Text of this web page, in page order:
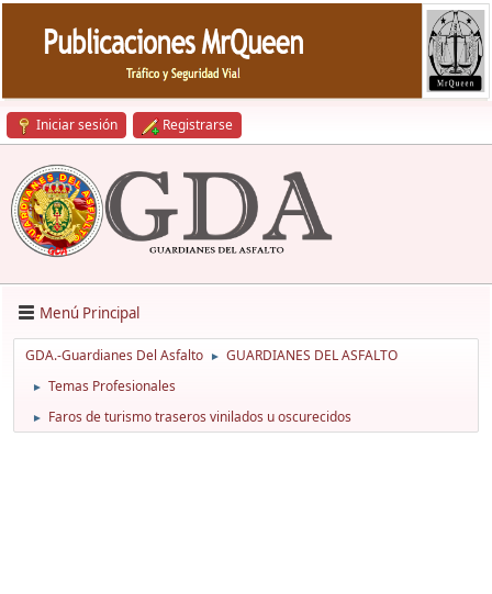
Iniciar sesión Registrarse
Menú Principal
GDA.-Guardianes Del Asfalto ► GUARDIANES DEL ASFALTO
► Temas Profesionales
► Faros de turismo traseros vinilados u oscurecidos